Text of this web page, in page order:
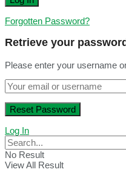
Forgotten Password?
Retrieve your password
Please enter your username
Log In
No Result
View All Result